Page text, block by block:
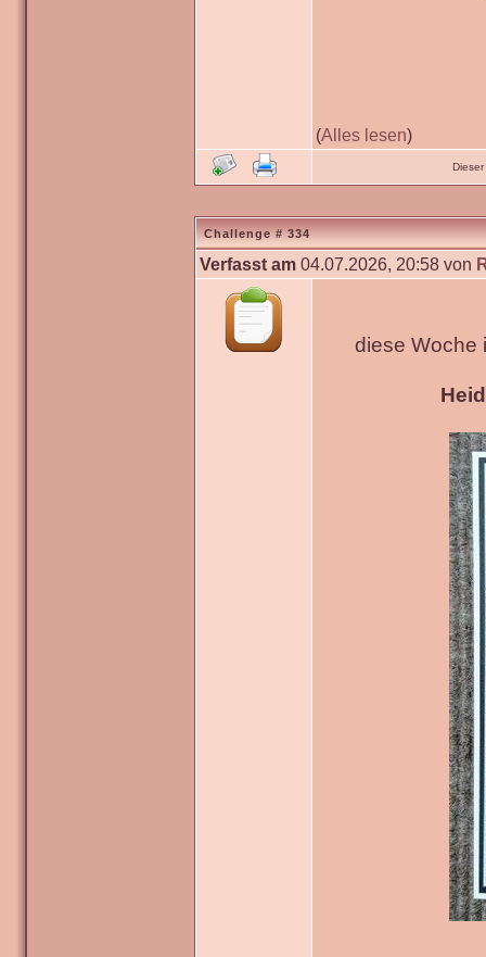
(Alles lesen)
Challenge # 334
Verfasst am 04.07.2026, 20:58 von
diese Woche